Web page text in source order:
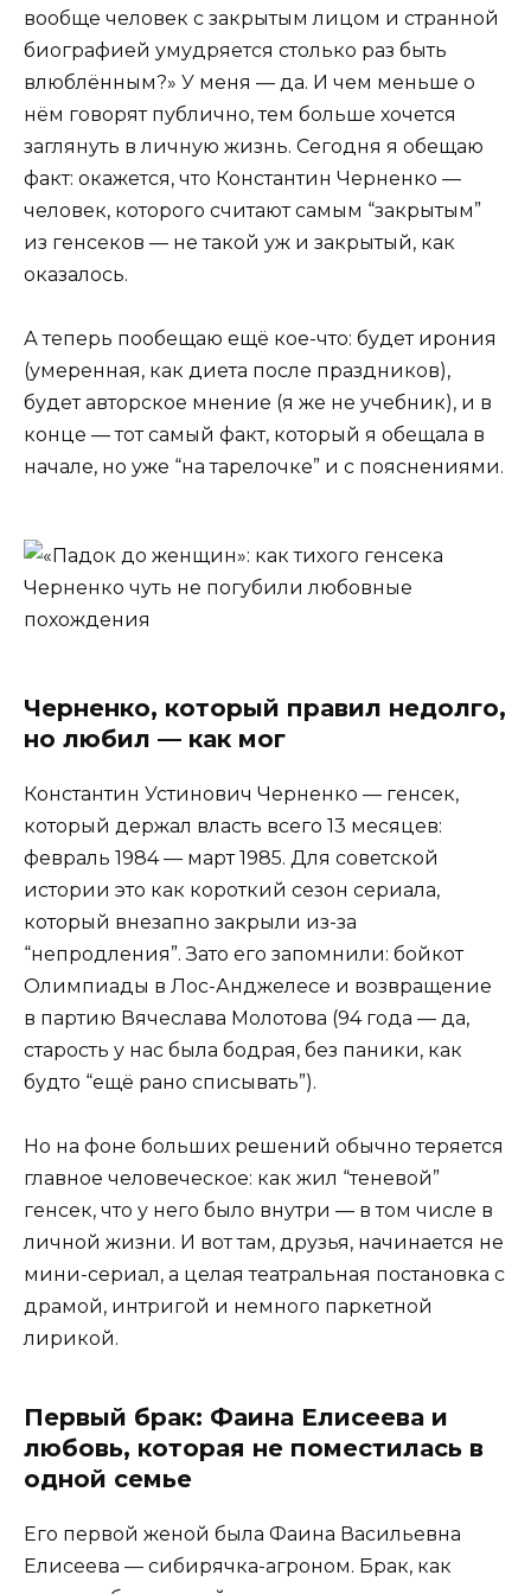
вообще человек с закрытым лицом и странной
биографией умудряется столько раз быть
влюблённым?» У меня — да. И чем меньше о
нём говорят публично, тем больше хочется
заглянуть в личную жизнь. Сегодня я обещаю
факт: окажется, что Константин Черненко —
человек, которого считают самым “закрытым”
из генсеков — не такой уж и закрытый, как
оказалось.
А теперь пообещаю ещё кое-что: будет ирония
(умеренная, как диета после праздников),
будет авторское мнение (я же не учебник), и в
конце — тот самый факт, который я обещала в
начале, но уже “на тарелочке” и с пояснениями.
Черненко, который правил недолго,
но любил — как мог
Константин Устинович Черненко — генсек,
который держал власть всего 13 месяцев:
февраль 1984 — март 1985. Для советской
истории это как короткий сезон сериала,
который внезапно закрыли из-за
“непродления”. Зато его запомнили: бойкот
Олимпиады в Лос-Анджелесе и возвращение
в партию Вячеслава Молотова (94 года — да,
старость у нас была бодрая, без паники, как
будто “ещё рано списывать”).
Но на фоне больших решений обычно теряется
главное человеческое: как жил “теневой”
генсек, что у него было внутри — в том числе в
личной жизни. И вот там, друзья, начинается не
мини-сериал, а целая театральная постановка с
драмой, интригой и немного паркетной
лирикой.
Первый брак: Фаина Елисеева и
любовь, которая не поместилась в
одной семье
Его первой женой была Фаина Васильевна
Елисеева — сибирячка-агроном. Брак, как